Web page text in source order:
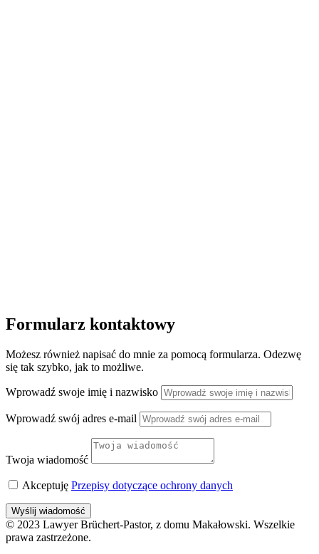
Formularz kontaktowy
Możesz również napisać do mnie za pomocą formularza. Odezwę
się tak szybko, jak to możliwe.
Wprowadź swoje imię i nazwisko
Wprowadź swój adres e-mail
Twoja wiadomość
Akceptuję Przepisy dotyczące ochrony danych
Wyślij wiadomość
© 2023 Lawyer Brüchert-Pastor, z domu Makałowski. Wszelkie
prawa zastrzeżone.